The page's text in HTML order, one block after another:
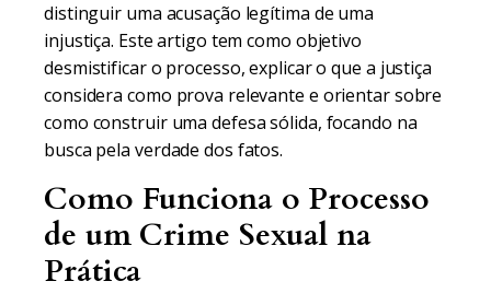
distinguir uma acusação legítima de uma
injustiça. Este artigo tem como objetivo
desmistificar o processo, explicar o que a justiça
considera como prova relevante e orientar sobre
como construir uma defesa sólida, focando na
busca pela verdade dos fatos.
Como Funciona o Processo
de um Crime Sexual na
Prática